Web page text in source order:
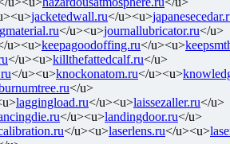
jacketedwall.ru</u><u>
</u><u>journallubricator.ru</u>
u><u>keepagoodoffing.ru</u><u>
</u><u>killthefattedcalf.ru</u>
</u><u>knockonatom.ru</u><u>
</u>
laggingload.ru</u><u>laissezaller.ru</u>
</u><u>landingdoor.ru</u>
</u><u>laserlens.ru</u><u>